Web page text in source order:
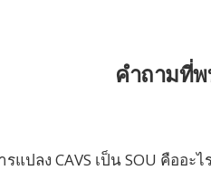
คำถามที่
แปลง CAVS เป็น SOU คืออะไ